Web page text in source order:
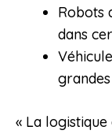
Robots
dans
« La